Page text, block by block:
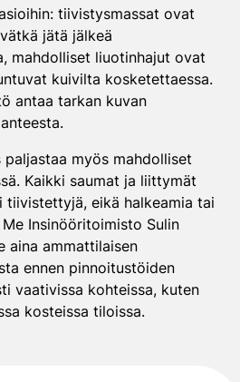
tiivistysmassat ovat
jätä jälkeä
mahdolliset liuotinhajut ovat
kuivilta kosketettaessa.
antaa tarkan kuvan
myös mahdolliset
Kaikki saumat ja liittymät
tiivistettyjä, eikä halkeamia tai
Insinööritoimisto Sulin
aina ammattilaisen
ennen pinnoitustöiden
vaativissa kohteissa, kuten
kosteissa tiloissa.